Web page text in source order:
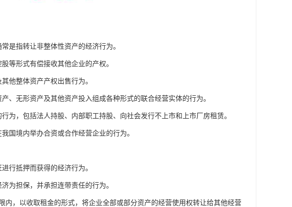
是指转让非整体性资产的经济行为。
等形式有偿接收其他企业的产权。
他整体资产产权出售行为。
、无形资产及其他资产投入组成各种形式的联合经营实体的行为。
为，包括法人持股、内部职工持股、向社会发行不上市和上市厂房租赁。
国境内举办合资或合作经营企业的行为。
行抵押而获得的经济行为。
为担保，并承担连带责任的行为。
，以收取租金的形式，将企业全部或部分资产的经营使用权转让给其他经营